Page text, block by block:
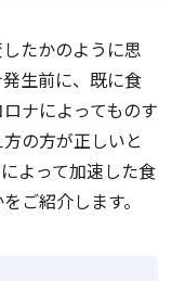
たかのように思
生前に、既に食
ナによってものす
の方が正しいと
よって加速した食
ご紹介します。